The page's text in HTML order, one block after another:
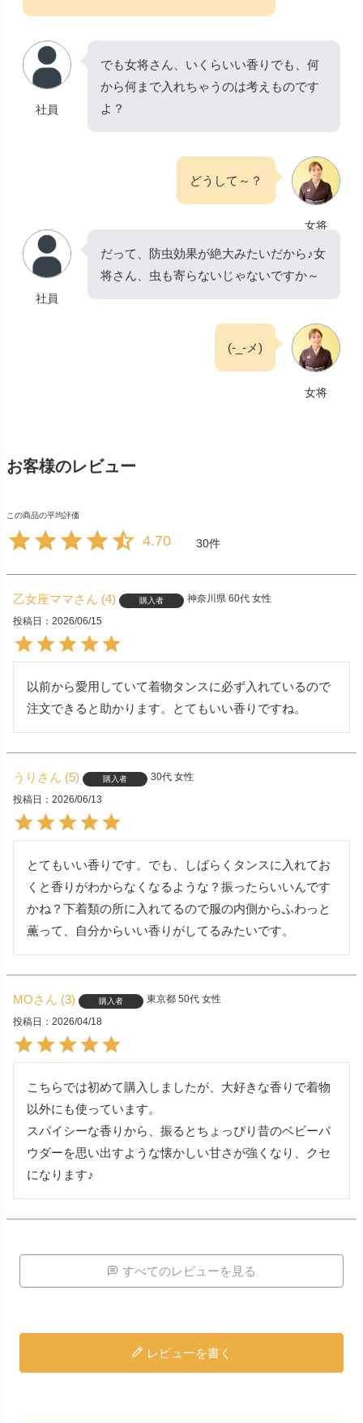
社員
でも女将さん、いくらいい香りでも、何
から何まで入れちゃうのは考えものです
よ？
女将
どうして～？
社員
だって、防虫効果が絶大みたいだから♪女
将さん、虫も寄らないじゃないですか～
女将
(-_-メ)
お客様のレビュー
4.70 30
乙女座ママ 4 購入者 神奈川県 60代 女性
投稿日
2026/06/15
以前から愛用していて着物タンスに必ず入れているので
注文できると助かります。とてもいい香りですね。
うり 5 購入者 30代 女性
投稿日
2026/06/13
とてもいい香りです。でも、しばらくタンスに入れてお
くと香りがわからなくなるような？振ったらいいんです
かね？下着類の所に入れてるので服の内側からふわっと
薫って、自分からいい香りがしてるみたいです。
MO 3 購入者 東京都 50代 女性
投稿日
2026/04/18
こちらでは初めて購入しましたが、大好きな香りで着物
以外にも使っています。
スパイシーな香りから、振るとちょっぴり昔のベビーパ
ウダーを思い出すような懐かしい甘さが強くなり、クセ
になります♪
すべてのレビューを見る
レビューを書く